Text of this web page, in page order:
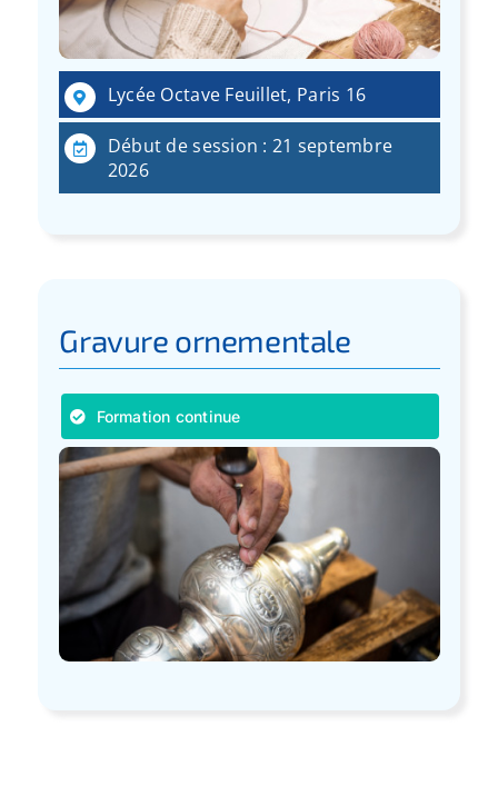
Lycée Octave Feuillet, Paris 16
Début de session : 21 septembre
2026
Gravure ornementale
Formation continue